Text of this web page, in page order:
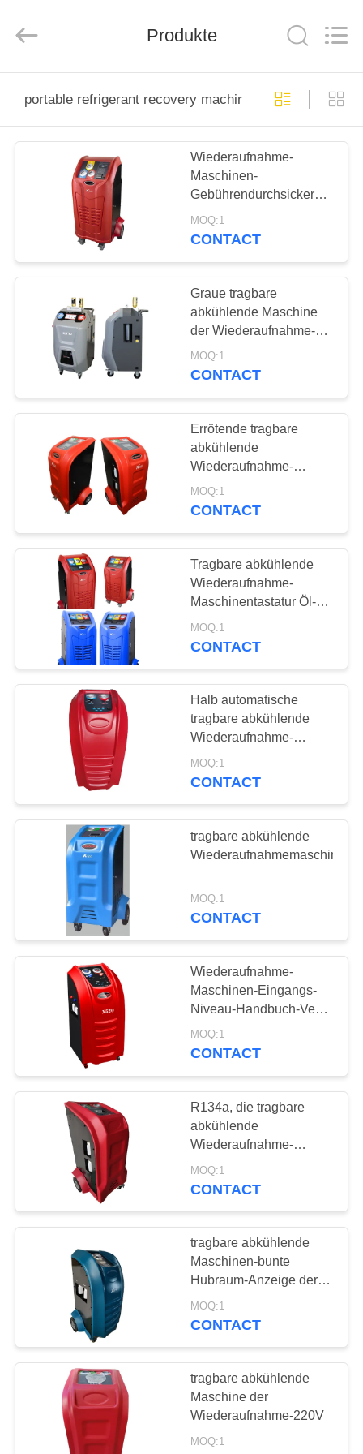
PRODUKTE
FABRIK-
AUSFLUG
QUALITÄTSKONTROLLE
TRETEN
SIE
UNS
VERBINDUNG
FORDERN
ZITAT
SITEMAP
PRIVACY
POLICY
Equipment
Produkte
portable refrigerant recovery machine
Wiederaufnahme-
Maschinen-
Gebührendurchsickern-
Jagd R134a tragbare
abkühlende
MOQ:1
CONTACT
Graue tragbare
abkühlende Maschine
der Wiederaufnahme-
X570 mit Schauglas
R134a
MOQ:1
CONTACT
Errötende tragbare
abkühlende
Wiederaufnahme-
Maschine voll
automatisch
MOQ:1
CONTACT
Tragbare abkühlende
Wiederaufnahme-
Maschinentastatur Öl-
Hochleistungseinspritzung
MOQ:1
CONTACT
Halb automatische
tragbare abkühlende
Wiederaufnahme-
Maschinen-manueller
Ventil-Hubraum
MOQ:1
CONTACT
tragbare abkühlende
Wiederaufnahmemaschine
MOQ:1
CONTACT
Wiederaufnahme-
Maschinen-Eingangs-
Niveau-Handbuch-Ventil
R134a
selbstbewegendes
MOQ:1
CONTACT
R134a, die tragbare
abkühlende
Wiederaufnahme-
Maschine 1.8CFM
spülen, pumpen
MOQ:1
CONTACT
tragbare abkühlende
Maschinen-bunte
Hubraum-Anzeige der
Wiederaufnahme-220V
MOQ:1
CONTACT
tragbare abkühlende
Maschine der
Wiederaufnahme-220V
MOQ:1